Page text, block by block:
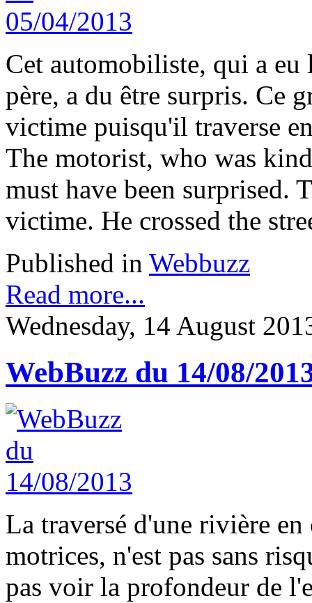
Cet automobiliste, qui a eu
père, a du être surpris. Ce
victime puisqu'il traverse
The motorist, who was
must have been surprised.
victime. He crossed the
Published in Webbuzz
Read more...
Wednesday, 14 August
WebBuzz du 14/08/
La traversé d'une rivière
motrices, n'est pas sans
pas voir la profondeur de